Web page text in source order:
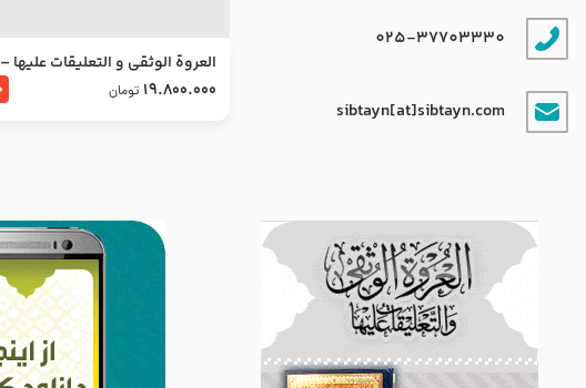
025-37703330
sibtayn[at]sibtayn.com
العروة الوثقى و التعليقات عليها –
طرح جدید
19.800.000 تومان